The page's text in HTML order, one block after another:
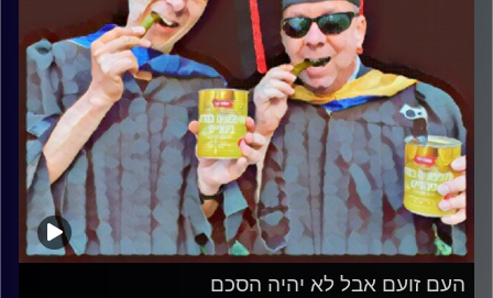
העם זועם אבל לא יהיה הסכם